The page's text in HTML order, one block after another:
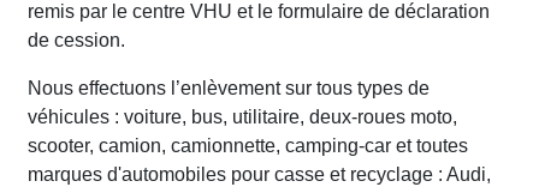
remis par le centre VHU et le formulaire de déclaration
de cession.
Nous effectuons l’enlèvement sur tous types de
véhicules : voiture, bus, utilitaire, deux-roues moto,
scooter, camion, camionnette, camping-car et toutes
marques d'automobiles pour casse et recyclage : Audi,